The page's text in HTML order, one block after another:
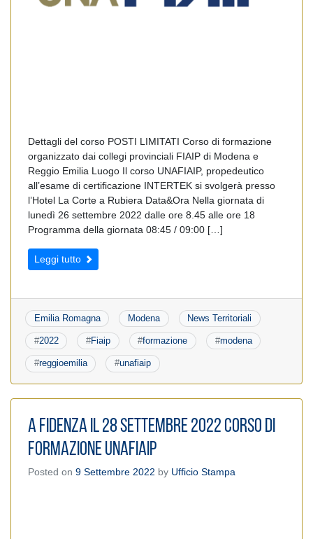
Dettagli del corso POSTI LIMITATI Corso di formazione
organizzato dai collegi provinciali FIAIP di Modena e
Reggio Emilia Luogo Il corso UNAFIAIP, propedeutico
all’esame di certificazione INTERTEK si svolgerà presso
l’Hotel La Corte a Rubiera Data&Ora Nella giornata di
lunedì 26 settembre 2022 dalle ore 8.45 alle ore 18
Programma della giornata 08:45 / 09:00 […]
Leggi tutto
Emilia Romagna Modena News Territoriali
#2022 #Fiaip #formazione #modena
#reggioemilia #unafiaip
A Fidenza il 28 settembre 2022 corso di
formazione UnaFIAIP
Posted on 9 Settembre 2022 by Ufficio Stampa